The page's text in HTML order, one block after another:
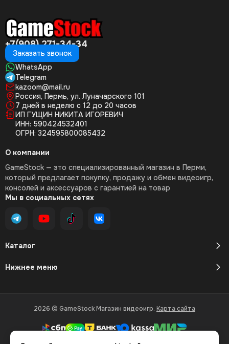
+7(908) 271-34-34
Заказать звонок
WhatsApp
Telegram
kazoom@mail.ru
Россия, Пермь, ул. Луначарского 101
7 дней в неделю с 12 до 20 часов
ИП ГУЩИН НИКИТА ИГОРЕВИЧ
ИНН: 590424532401
ОГРН: 324595800085432
Каталог
Нижнее меню
О компании
GameStock — это специализированный магазин в Перми,
который предлагает покупку, продажу и обмен видеоигр,
консолей и аксессуаров с гарантией на товар
Мы в социальных сетях
2026 © GameStock Магазин видеоигр. Карта сайта